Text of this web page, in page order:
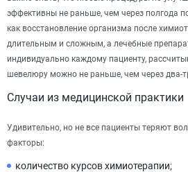
эффективны не раньше, чем через полгода
как восстановление организма после
длительным и сложным, а лечебные
индивидуально каждому пациенту,
шевелюру можно не раньше, чем через два-
Случаи из медицинской практики
Удивительно, но не все пациенты теряют
факторы:
количество курсов химиотерапии;